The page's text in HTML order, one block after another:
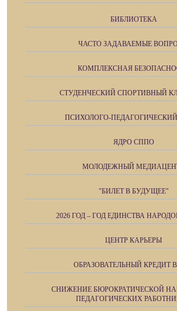
БИБЛИОТЕКА
ЧАСТО ЗАДАВАЕМЫЕ
КОМПЛЕКСНАЯ
СТУДЕНЧЕСКИЙ СПОРТИВНЫЙ
ПСИХОЛОГО-
ЯДРО СППО
МОЛОДЕЖНЫЙ
"БИЛЕТ В БУДУЩЕЕ"
2026 ГОД – ГОД ЕДИНСТВА
ЦЕНТР КАРЬЕРЫ
ОБРАЗОВАТЕЛЬНЫЙ КРЕДИТ
СНИЖЕНИЕ БЮРОКРАТИЧЕСКОЙ
ПЕДАГОГИЧЕСКИХ